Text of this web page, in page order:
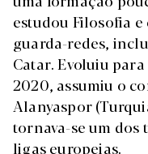
estudou Filosofia
guarda-redes,
Catar. Evoluiu
2020, assumiu o
Alanyaspor
tornava-se um dos
ligas europeias.